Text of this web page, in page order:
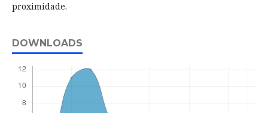
proximidade.
DOWNLOADS